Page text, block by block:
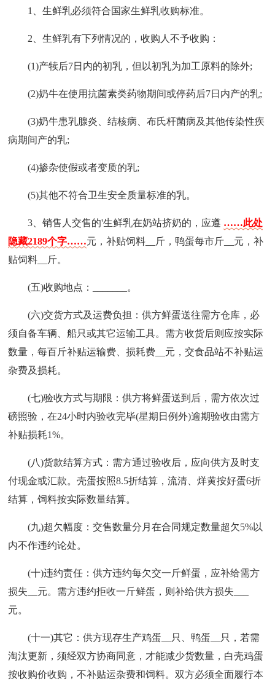
1、生鲜乳必须符合国家生鲜乳收购标准。
2、生鲜乳有下列情况的，收购人不予收购：
(1)产犊后7日内的初乳，但以初乳为加工原料的除外;
(2)奶牛在使用抗菌素类药物期间或停药后7日内产的乳;
(3)奶牛患乳腺炎、结核病、布氏杆菌病及其他传染性疾
病期间产的乳;
(4)掺杂使假或者变质的乳;
(5)其他不符合卫生安全质量标准的乳。
3、销售人交售的'生鲜乳在奶站挤奶的，应遵 ……此处
隐藏2189个字……元，补贴饲料__斤，鸭蛋每市斤__元，补
贴饲料__斤。
(五)收购地点：_______。
(六)交货方式及运费负担：供方鲜蛋送往需方仓库，必
须自备车辆、船只或其它运输工具。需方收货后则应按实际
数量，每百斤补贴运输费、损耗费__元，交食品站不补贴运
杂费及损耗。
(七)验收方式与期限：供方将鲜蛋送到后，需方依次过
磅照验，在24小时内验收完毕(星期日例外)逾期验收由需方
补贴损耗1%。
(八)货款结算方式：需方通过验收后，应向供方及时支
付现金或汇款。壳蛋按照8.5折结算，流清、烊黄按好蛋6折
结算，饲料按实际数量结算。
(九)超欠幅度：交售数量分月在合同规定数量超欠5%以
内不作违约论处。
(十)违约责任：供方违约每欠交一斤鲜蛋，应补给需方
损失__元。需方违约拒收一斤鲜蛋，则补给供方损失___
元。
(十一)其它：供方现存生产鸡蛋__只、鸭蛋__只，若需
淘汰更新，须经双方协商同意，才能减少货数量，白壳鸡蛋
按收购价收购，不补贴运杂费和饲料。双方必须全面履行本